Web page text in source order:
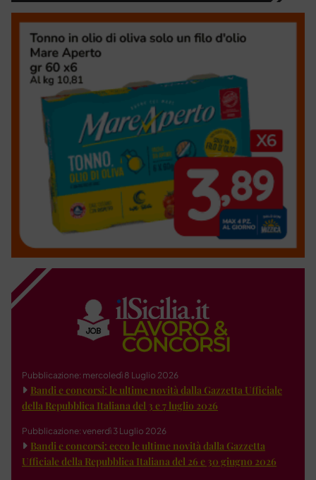
Pubblicazione: mercoledì 8 Luglio 2026
Bandi e concorsi: le ultime novità dalla Gazzetta Ufficiale
della Repubblica Italiana del 3 e 7 luglio 2026
Pubblicazione: venerdì 3 Luglio 2026
Bandi e concorsi: ecco le ultime novità dalla Gazzetta
Ufficiale della Repubblica Italiana del 26 e 30 giugno 2026